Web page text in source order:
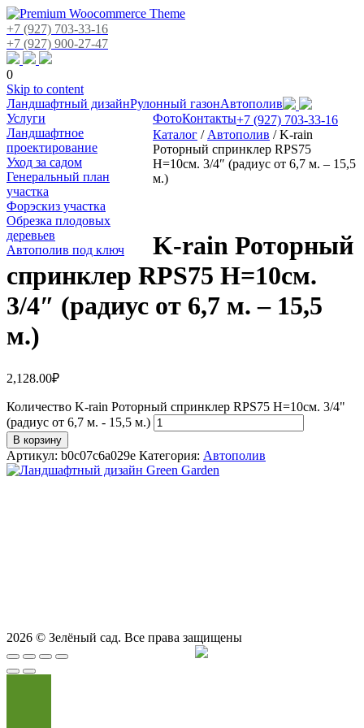
+7 (927) 703-33-16
+7 (927) 900-27-47
0
Skip to content
Ландшафтный дизайнРулонный газонАвтополив
Услуги
Ландшафтное
проектирование
Уход за садом
Генеральный план
участка
Форэскиз участка
Обрезка плодовых
деревьев
Автополив под ключ
ФотоКонтакты+7 (927) 703-33-16
Каталог / Автополив /K-rain
Роторный спринклер RPS75
Н=10см. 3/4″ (радиус от 6,7 м. – 15,5
м.)
K-rain Роторный
спринклер RPS75 Н=10см.
3/4″ (радиус от 6,7 м. – 15,5
м.)
2,128.00₽
Количество K-rain Роторный спринклер RPS75 Н=10см. 3/4"
(радиус от 6,7 м. - 15,5 м.)
В корзину
Артикул: b0c07c6a029e Категория: Автополив
2026 © Зелёный сад. Все права защищены